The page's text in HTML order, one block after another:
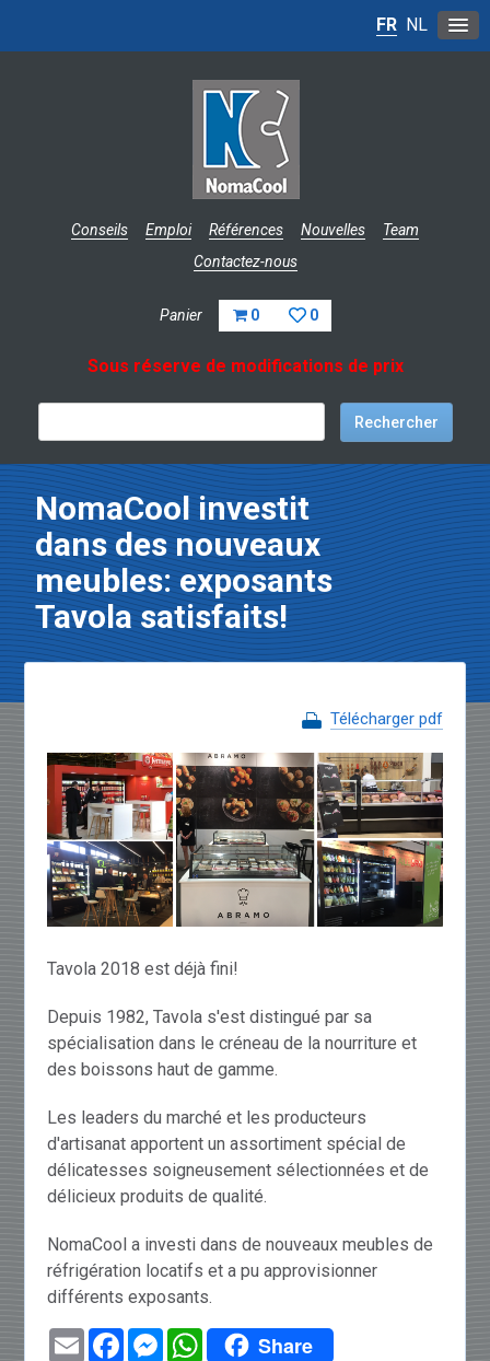
Conseils Emploi Références Nouvelles
Team
Contactez-nous
Panier 0 0
FR NL
Sous réserve de modifications de prix
NomaCool investit
dans des nouveaux
meubles: exposants
Tavola satisfaits!
Télécharger pdf
Tavola 2018 est déjà fini!
Depuis 1982, Tavola s'est distingué par sa
spécialisation dans le créneau de la nourriture et
des boissons haut de gamme.
Les leaders du marché et les producteurs
d'artisanat apportent un assortiment spécial de
délicatesses soigneusement sélectionnées et de
délicieux produits de qualité.
NomaCool a investi dans de nouveaux meubles de
réfrigération locatifs et a pu approvisionner
différents exposants.
Email FacebookMessenger
WhatsAppShare